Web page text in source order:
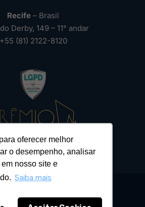
oferecer melhor
o desempenho, analisar
nosso site e
Saiba mais
Recife – Brasil
Derby, 149 – 11° andar
+55 (81) 2122-8120